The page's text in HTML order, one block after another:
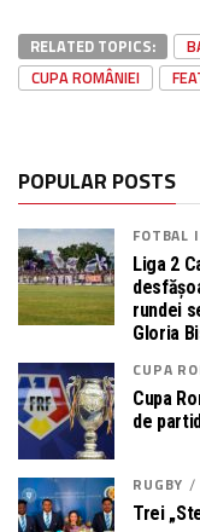
RELATED TOPICS:
CUPA ROMÂNIEI
POPULAR POSTS
FOTBAL
Liga 2
rundei
Gloria
CUPA
Cupa
de
RUGBY
Trei